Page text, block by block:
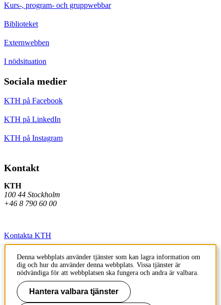
Kurs-, program- och gruppwebbar
Biblioteket
Externwebben
I nödsituation
Sociala medier
KTH på Facebook
KTH på LinkedIn
KTH på Instagram
Kontakt
KTH
100 44 Stockholm
+46 8 790 60 00
Kontakta KTH
Jobba på KTH
Press och media
Faktura och betalning KTH
Denna webbplats använder tjänster som kan lagra information om
dig och hur du använder denna webbplats. Vissa tjänster är
nödvändiga för att webbplatsen ska fungera och andra är valbara.
Hantera valbara tjänster